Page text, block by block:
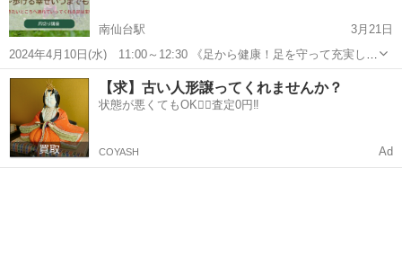
南仙台駅
3月21日
2024年4月10日(水) 11:00～12:30 《足から健康！足を守って充実した
人生を》 一生歩ける足でいるために、靴の選び方や履き方をお伝えし
ているサロン“足まな”です。お読みいただきありがとうございます✨...
宮城 仙台市 南仙台駅 ネイル 爪切り
【求】古い人形譲ってくれませんか？
状態が悪くてもOK🙆‍♀️査定0円‼️
COYASH Ad